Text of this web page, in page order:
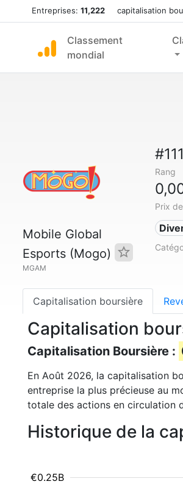
Entreprises: 11,222 capitalisation
Classement
mondial
Mobile Global
Esports (Mogo)
MGAM
Rang
Prix
Capitalisation boursière
Capitalisation
Capitalisation Boursière :
En Août 2026, la capitalisation
entreprise la plus précieuse au
totale des actions en circulation
Historique de la
€0.25B